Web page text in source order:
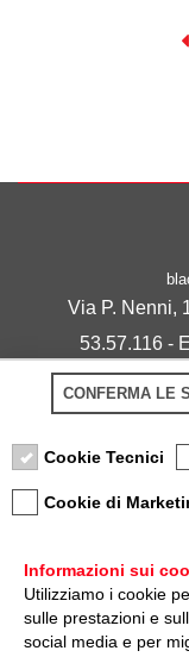
Via P. Nenni,
53.57.116 -
CONFERMA LE
Cookie Tecnici
Cookie di
Informazioni sui
Utilizziamo i cookie
sulle prestazioni e
social media e per